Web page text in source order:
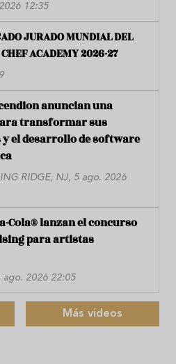
12:35
JURADO MUNDIAL DEL
ACADEMY 2026-27
anuncian una
transformar sus
el desarrollo de software
RIDGE, NJ, 5 ago. 2026
Cola® lanzan el concurso
para artistas
ago. 2026 22:05
Más videos